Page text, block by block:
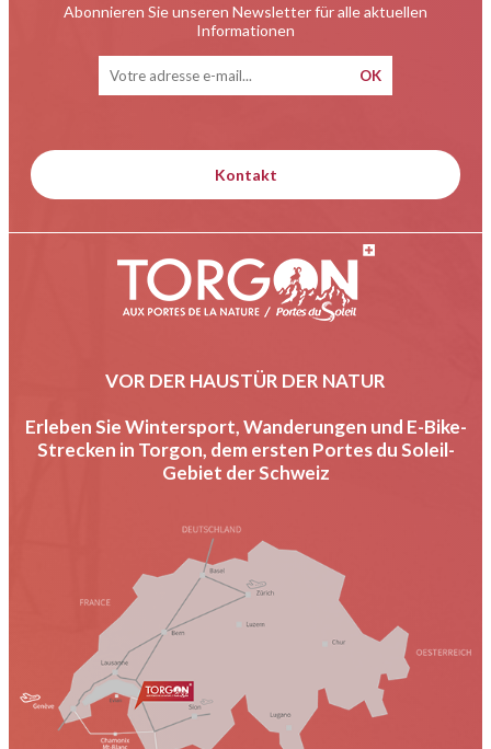
Abonnieren Sie unseren Newsletter für alle aktuellen
Informationen
Kontakt
VOR DER HAUSTÜR DER NATUR
Erleben Sie Wintersport, Wanderungen und E-Bike-
Strecken in Torgon, dem ersten Portes du Soleil-
Gebiet der Schweiz